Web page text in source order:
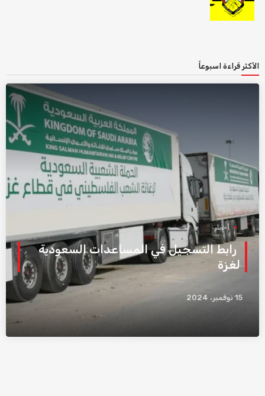
الأكثر قراءة اسبوعاً
أخبار
رابط التسجيل في المساعدات السعودية
لغزة
15 نوفمبر، 2024